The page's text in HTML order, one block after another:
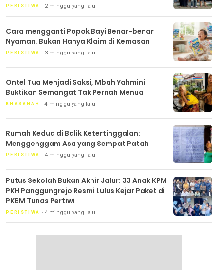
PERISTIWA 2 minggu yang lalu
Cara mengganti Popok Bayi Benar-benar
Nyaman, Bukan Hanya Klaim di Kemasan
PERISTIWA 3 minggu yang lalu
Ontel Tua Menjadi Saksi, Mbah Yahmini
Buktikan Semangat Tak Pernah Menua
KHASANAH 4 minggu yang lalu
Rumah Kedua di Balik Ketertinggalan:
Menggenggam Asa yang Sempat Patah
PERISTIWA 4 minggu yang lalu
Putus Sekolah Bukan Akhir Jalur: 33 Anak KPM
PKH Panggungrejo Resmi Lulus Kejar Paket di
PKBM Tunas Pertiwi
PERISTIWA 4 minggu yang lalu